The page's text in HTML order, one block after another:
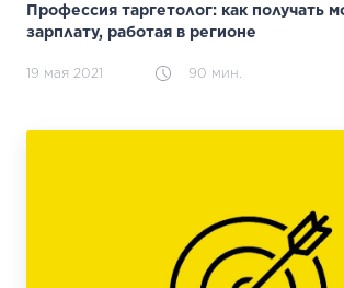
Профессия таргетолог: как получать
зарплату, работая в регионе
19 мая 2021 90 мин.